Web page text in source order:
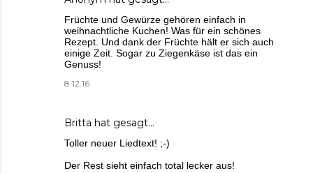
Früchte und Gewürze gehören einfach in
weihnachtliche Kuchen! Was für ein schönes
Rezept. Und dank der Früchte hält er sich auch
einige Zeit. Sogar zu Ziegenkäse ist das ein
Genuss!
8.12.16
Britta hat gesagt…
Toller neuer Liedtext! ;-)
Der Rest sieht einfach total lecker aus!